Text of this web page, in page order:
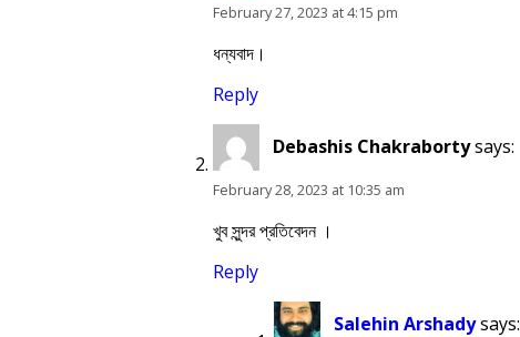
February 27, 2023 at 4:15 pm
ধন্যবাদ।
Reply
Debashis Chakrabortysays:
February 28, 2023 at 10:35 am
খুব সুন্দর প্রতিবেদন ।
Reply
Salehin Arshadysays: